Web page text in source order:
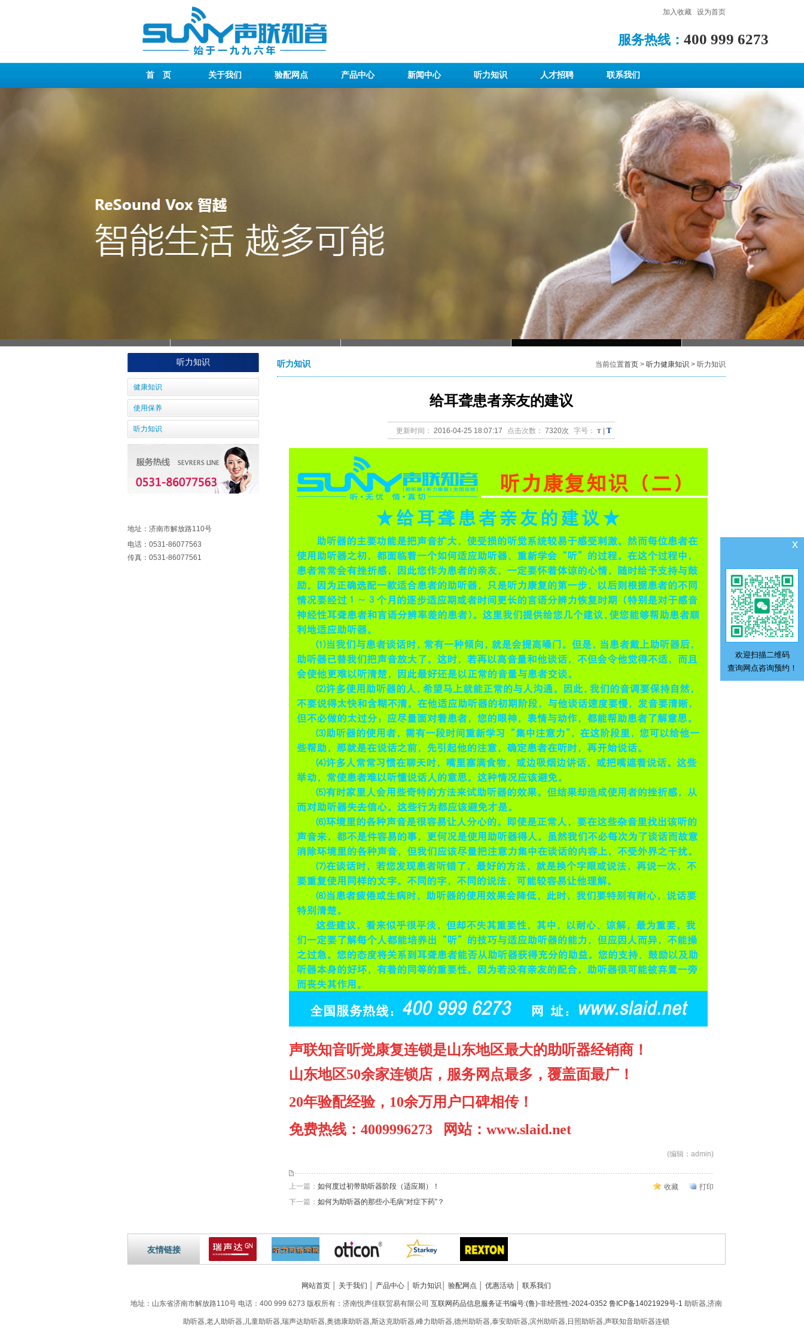
加入收藏| 设为首页
服务热线： 400 999 6273
首 页 关于我们 验配网点 产品中心 新闻中心 听力知识 人才招聘 联系我们
听力知识
健康知识
使用保养
听力知识
地址： 济南市解放路110号
电话：0531-86077563
传真：0531-86077561
当前位置首页> 听力健康知识 > 听力知识
听力知识
给耳聋患者亲友的建议
更新时间： 2016-04-25 18:07:17 点击次数： 7320次 字号： T T
声联知音听觉康复连锁是山东地区最大的助听器经销商！
山东地区50余家连锁店，服务网点最多，覆盖面最广！
20年验配经验，10余万用户口碑相传！
免费热线： 4009996273 网站： www.slaid.net
(编辑：admin)
上一篇： 如何度过初带助听器阶段（适应期）！
下一篇： 如何为助听器的那些小毛病“对症下药”？
收藏 打印
友情链接
网站首页 关于我们 产品中心 听力知识 验配网点 优惠活动 联系我们
地址：山东省济南市解放路110号 电话：400 999 6273 版权所有：济南悦声佳联贸易有限公司 互联网药品信息服务证书编号:(鲁)-非经营性-2024-0352 鲁ICP备14021929号-1 助听器,济南
助听器,老人助听器,儿童助听器,瑞声达助听器,奥德康助听器,斯达克助听器,峰力助听器,德州助听器,泰安助听器,滨州助听器,日照助听器,声联知音助听器连锁
x
欢迎扫描二维码
查询网点咨询预约！